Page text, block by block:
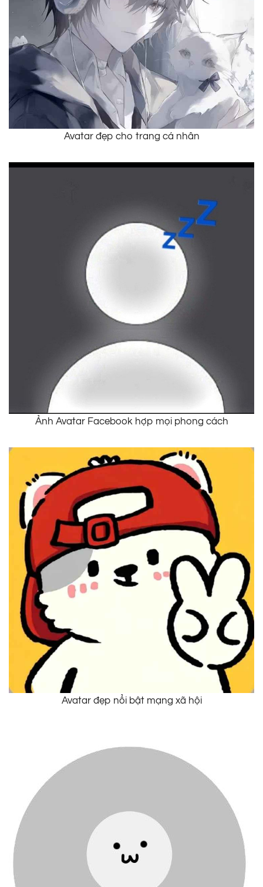
Avatar đẹp cho trang cá nhân
Ảnh Avatar Facebook hợp mọi phong cách
Avatar đẹp nổi bật mạng xã hội